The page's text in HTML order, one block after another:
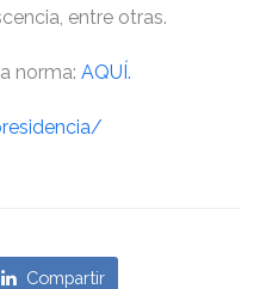
entre otras.
norma:AQUÍ.
Compartir